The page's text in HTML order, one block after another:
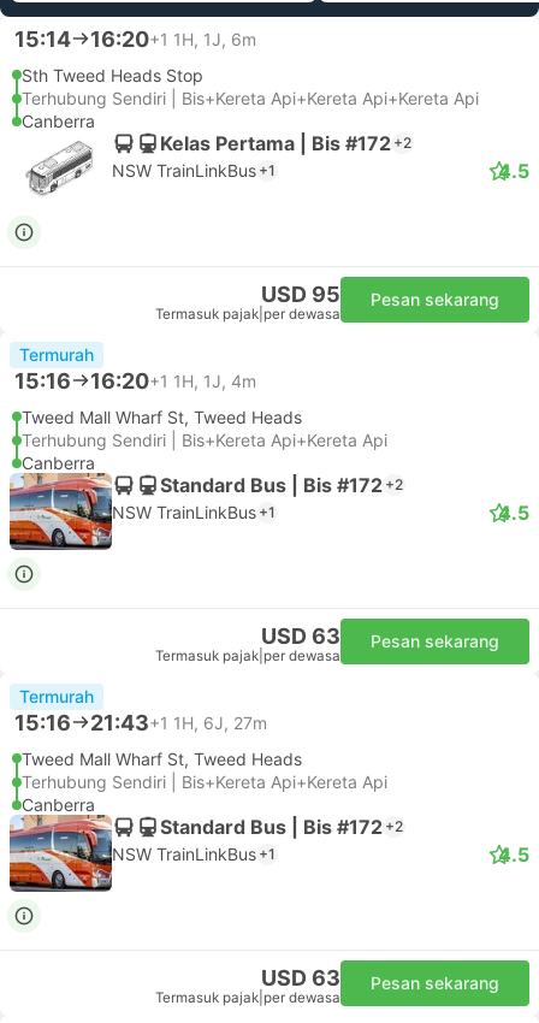
15:14 16:20+1 1H, 1J, 6m
Sth Tweed Heads Stop
Terhubung Sendiri | Bis+Kereta Api+Kereta Api+Kereta Api
Canberra
Kelas Pertama | Bis #172 +2
NSW TrainLinkBus +1 4.5
USD 95
Termasuk pajak per dewasa
Pesan sekarang
Termurah
15:16 16:20+1 1H, 1J, 4m
Tweed Mall Wharf St, Tweed Heads
Terhubung Sendiri | Bis+Kereta Api+Kereta Api
Canberra
Standard Bus | Bis #172 +2
NSW TrainLinkBus +1 4.5
USD 63
Termasuk pajak per dewasa
Pesan sekarang
Termurah
15:16 21:43+1 1H, 6J, 27m
Tweed Mall Wharf St, Tweed Heads
Terhubung Sendiri | Bis+Kereta Api+Kereta Api
Canberra
Standard Bus | Bis #172 +2
NSW TrainLinkBus +1 4.5
USD 63
Termasuk pajak per dewasa
Pesan sekarang